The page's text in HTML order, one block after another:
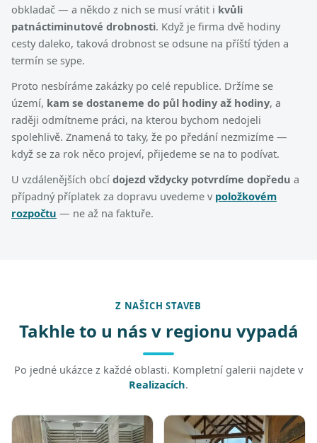
obkladač — a někdo z nich se musí vrátit i kvůli
patnáctiminutové drobnosti. Když je firma dvě hodiny
cesty daleko, taková drobnost se odsune na příští týden a
termín se sype.
Proto nesbíráme zakázky po celé republice. Držíme se
území, kam se dostaneme do půl hodiny až hodiny, a
raději odmítneme práci, na kterou bychom nedojeli
spolehlivě. Znamená to taky, že po předání nezmizíme —
když se za rok něco projeví, přijedeme se na to podívat.
U vzdálenějších obcí dojezd vždycky potvrdíme dopředu a
případný příplatek za dopravu uvedeme v položkovém
rozpočtu — ne až na faktuře.
Z NAŠICH STAVEB
Takhle to u nás v regionu vypadá
Po jedné ukázce z každé oblasti. Kompletní galerii najdete v
Realizacích.